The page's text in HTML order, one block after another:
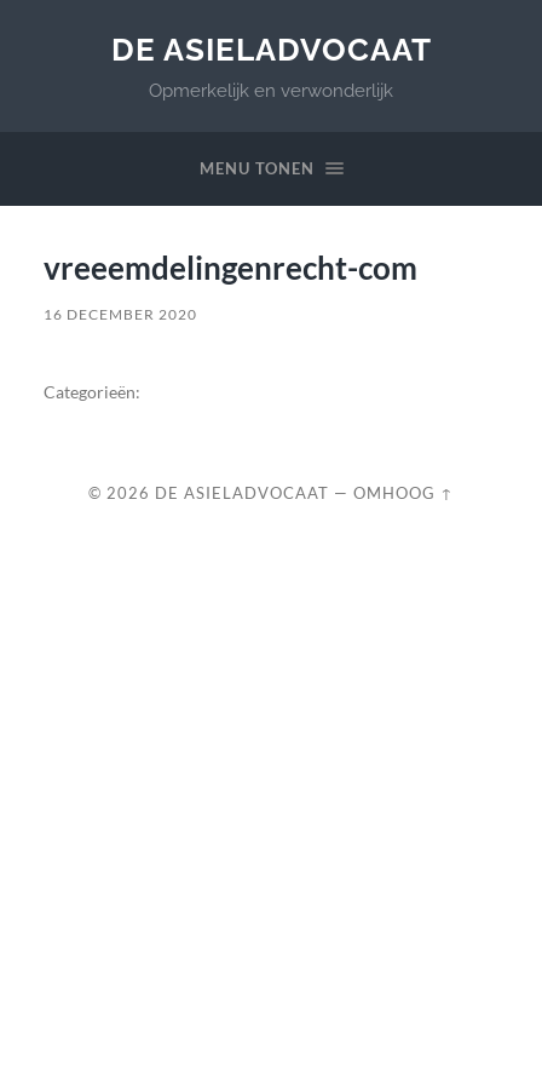
DE ASIELADVOCAAT
Opmerkelijk en verwonderlijk
MENU TONEN
vreeemdelingenrecht-com
16 DECEMBER 2020
Categorieën:
© 2026 DE ASIELADVOCAAT — OMHOOG ↑